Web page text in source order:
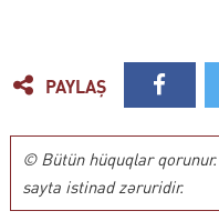
PAYLAŞ
© Bütün hüquqlar
sayta istinad zəruridir.